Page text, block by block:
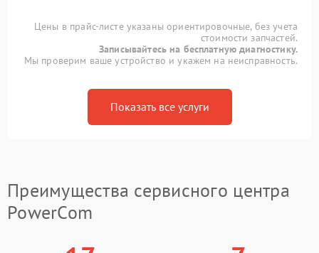
Цены в прайс-листе указаны ориентировочные, без учета
стоимости запчастей.
Записывайтесь на бесплатную диагностику.
Мы проверим ваше устройство и укажем на неисправность.
Показать все услуги
Преимущества сервисного центра
PowerCom